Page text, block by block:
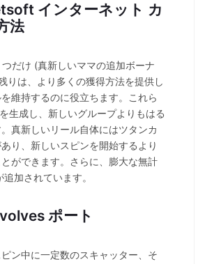
インターネット カ
法
だけ (真新しいママの追加ボーナ
りは、より多くの獲得方法を提供し
維持するのに役立ちます。これら
生成し、新しいグループよりもはる
真新しいリール自体にはツタンカ
り、新しいスピンを開始するより
ができます。さらに、膨大な無計
加されています。
ポート
ン中に一定数のスキャッター、そ